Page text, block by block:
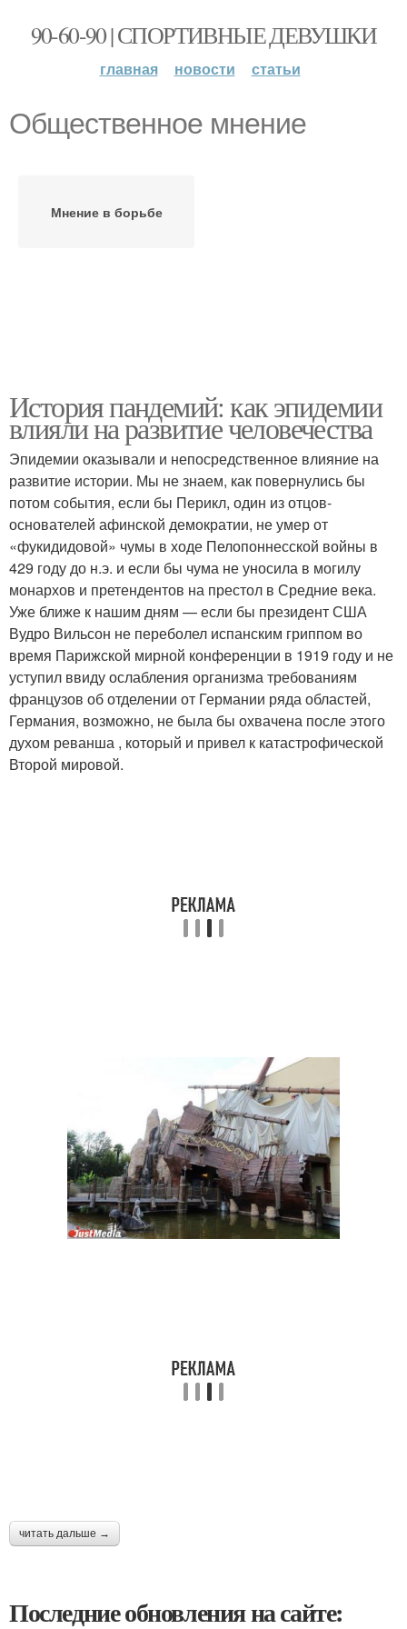
90-60-90 | СПОРТИВНЫЕ ДЕВУШКИ
главная новости статьи
Общественное мнение
Мнение в борьбе
История пандемий: как эпидемии
влияли на развитие человечества
Эпидемии оказывали и непосредственное влияние на
развитие истории. Мы не знаем, как повернулись бы
потом события, если бы Перикл, один из отцов-
основателей афинской демократии, не умер от
«фукидидовой» чумы в ходе Пелопоннесской войны в
429 году до н.э. и если бы чума не уносила в могилу
монархов и претендентов на престол в Средние века.
Уже ближе к нашим дням — если бы президент США
Вудро Вильсон не переболел испанским гриппом во
время Парижской мирной конференции в 1919 году и не
уступил ввиду ослабления организма требованиям
французов об отделении от Германии ряда областей,
Германия, возможно, не была бы охвачена после этого
духом реванша , который и привел к катастрофической
Второй мировой.
читать дальше →
Последние обновления на сайте: